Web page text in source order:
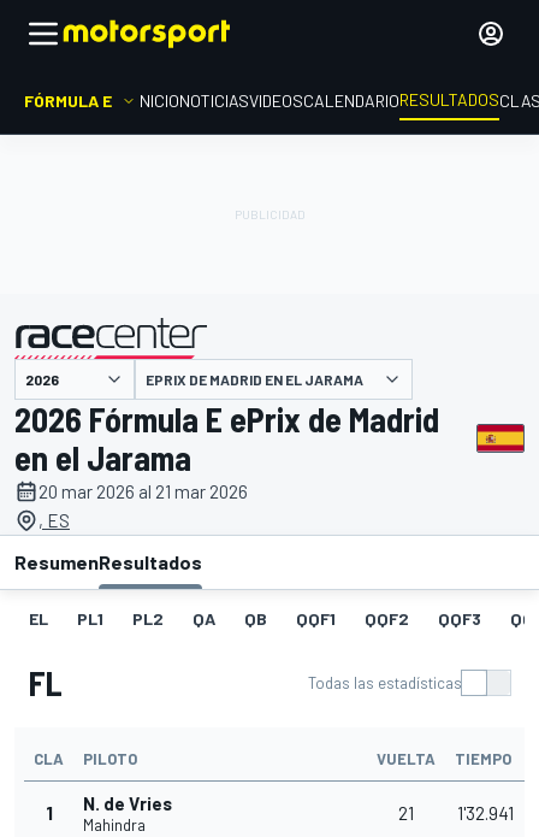
FÓRMULA E INICIONOTICIASVIDEOSCALENDARIORESULTADOS
presentado por EPRIX DE MADRID EN EL JARAMA
2026 Fórmula E ePrix de Madrid
en el Jarama
20 mar 2026 al 21 mar 2026
, ES
ResumenResultados
EL PL1 PL2 QA QB QQF1 QQF2 QQF3
FL Todas las estadísticas
CLA PILOTO VUELTA TIEMPO
1 N. de Vries
Mahindra
21 1'32.941